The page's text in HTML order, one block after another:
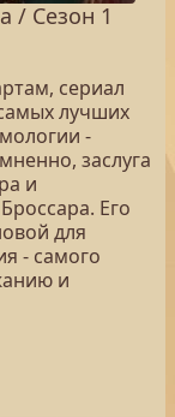
/ Сезон 1
сериал
лучших
-
заслуга
и
Его
для
- самого
и